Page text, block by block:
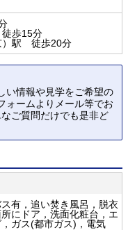
歩15分
）駅 徒歩20分
い情報や見学をご希望の
ォームよりメール等でお
ご質問だけでも是非ど
有，追い焚き風呂，脱衣
にドア，洗面化粧台，エ
ガス(都市ガス)，電気